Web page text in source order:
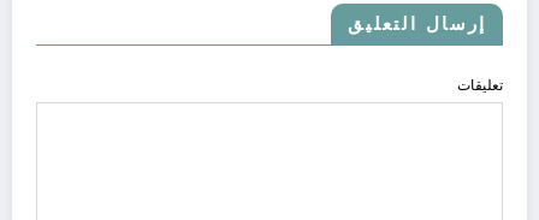
إرسال التعليق
تعليقات